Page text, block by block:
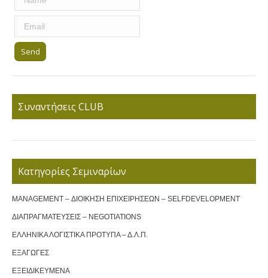
Συναντήσεις CLUB
Κατηγορίες Σεμιναρίων
MANAGEMENT – ΔΙΟΙΚΗΣΗ ΕΠΙΧΕΙΡΗΣΕΩΝ – SELFDEVELOPMENT
ΔΙΑΠΡΑΓΜΑΤΕΥΣΕΙΣ – NEGOTIATIONS
ΕΛΛΗΝΙΚΑ ΛΟΓΙΣΤΙΚΑ ΠΡΟΤΥΠΑ – Δ.Λ.Π.
ΕΞΑΓΩΓΕΣ
ΕΞΕΙΔΙΚΕΥΜΕΝΑ